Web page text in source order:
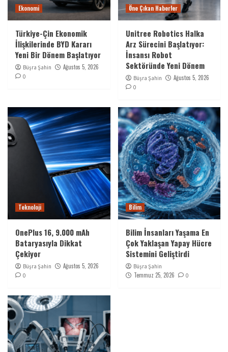
Ekonomi
Türkiye-Çin Ekonomik
İlişkilerinde BYD Kararı
Yeni Bir Dönem Başlatıyor
Büşra Şahin Ağustos 5, 2026
0
Öne Çıkan Haberler
Unitree Robotics Halka
Arz Sürecini Başlatıyor:
İnsansı Robot
Sektöründe Yeni Dönem
Büşra Şahin Ağustos 5, 2026
0
Teknoloji
OnePlus 16, 9.000 mAh
Bataryasıyla Dikkat
Çekiyor
Büşra Şahin Ağustos 5, 2026
0
Bilim
Bilim İnsanları Yaşama En
Çok Yaklaşan Yapay Hücre
Sistemini Geliştirdi
Büşra Şahin
Temmuz 25, 2026 0